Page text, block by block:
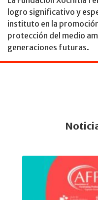
logro significativo y
instituto en la
protección del medio
generaciones futuras.